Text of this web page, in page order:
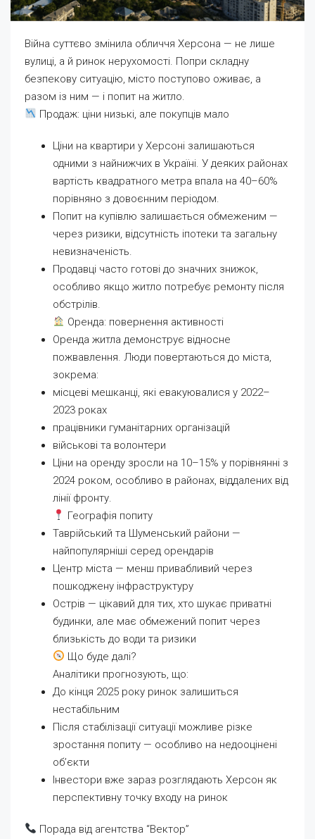
Війна суттєво змінила обличчя Херсона — не лише
вулиці, а й ринок нерухомості. Попри складну
безпекову ситуацію, місто поступово оживає, а
разом із ним — і попит на житло.
Продаж: ціни низькі, але покупців мало
Ціни на квартири у Херсоні залишаються
одними з найнижчих в Україні. У деяких районах
вартість квадратного метра впала на 40–60%
порівняно з довоєнним періодом.
Попит на купівлю залишається обмеженим —
через ризики, відсутність іпотеки та загальну
невизначеність.
Продавці часто готові до значних знижок,
особливо якщо житло потребує ремонту після
обстрілів.
Оренда: повернення активності
Оренда житла демонструє відносне
пожвавлення. Люди повертаються до міста,
зокрема:
місцеві мешканці, які евакуювалися у 2022–
2023 роках
працівники гуманітарних організацій
військові та волонтери
Ціни на оренду зросли на 10–15% у порівнянні з
2024 роком, особливо в районах, віддалених від
лінії фронту.
Географія попиту
Таврійський та Шуменський райони —
найпопулярніші серед орендарів
Центр міста — менш привабливий через
пошкоджену інфраструктуру
Острів — цікавий для тих, хто шукає приватні
будинки, але має обмежений попит через
близькість до води та ризики
Що буде далі?
Аналітики прогнозують, що:
До кінця 2025 року ринок залишиться
нестабільним
Після стабілізації ситуації можливе різке
зростання попиту — особливо на недооцінені
об’єкти
Інвестори вже зараз розглядають Херсон як
перспективну точку входу на ринок
Порада від агентства “Вектор”